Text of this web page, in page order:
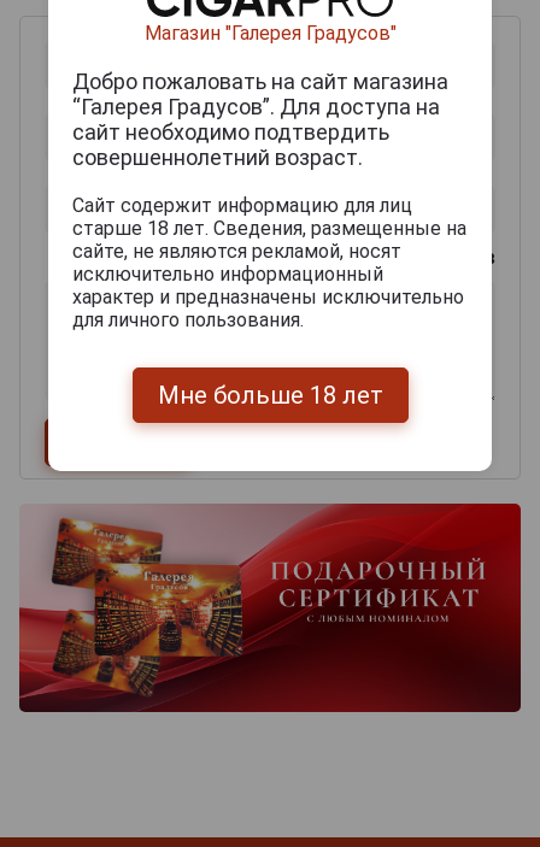
0из 2000 знаков
Магазин "Галерея Градусов"
Добро пожаловать на сайт магазина
“Галерея Градусов”. Для доступа на
сайт необходимо подтвердить
совершеннолетний возраст.
Сайт содержит информацию для лиц
старше 18 лет. Сведения, размещенные на
сайте, не являются рекламой, носят
исключительно информационный
характер и предназначены исключительно
для личного пользования.
Мне больше 18 лет